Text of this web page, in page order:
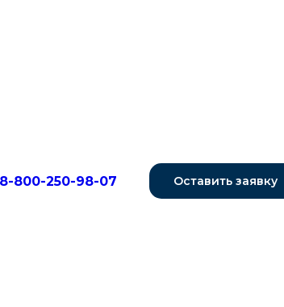
8-800-250-98-07 Оставить заявку